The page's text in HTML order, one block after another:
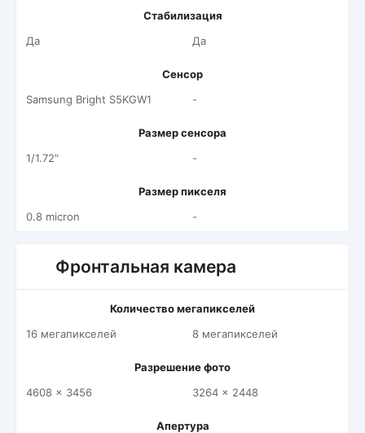
Стабилизация
Да
Да
Сенсор
Samsung Bright S5KGW1
-
Размер сенсора
1/1.72"
-
Размер пикселя
0.8 micron
-
Фронтальная камера
Количество мегапикселей
16 мегапикселей
8 мегапикселей
Разрешение фото
4608 x 3456
3264 x 2448
Апертура